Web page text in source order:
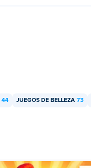
44 JUEGOS DE BELLEZA 73